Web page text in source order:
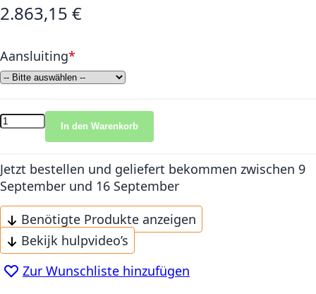
2.863,15 €
Aansluiting
In den Warenkorb
Jetzt bestellen und geliefert bekommen zwischen 9
September und 16 September
Benötigte Produkte anzeigen
Bekijk hulpvideo’s
Zur Wunschliste hinzufügen